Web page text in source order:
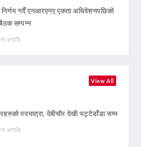
निर्णय गर्दै एनआरएनए एकता अधिवेशनपछिको
सम्पन्न
अगाडि
View All
पदयात्रा, देबीचौर देखी भट्टेडाँडा सम्म
अगाडि